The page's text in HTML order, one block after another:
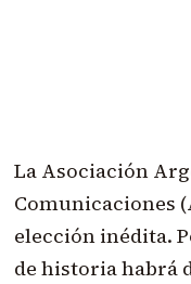
La Asociación
Comunicaciones
elección inédita.
de historia habrá